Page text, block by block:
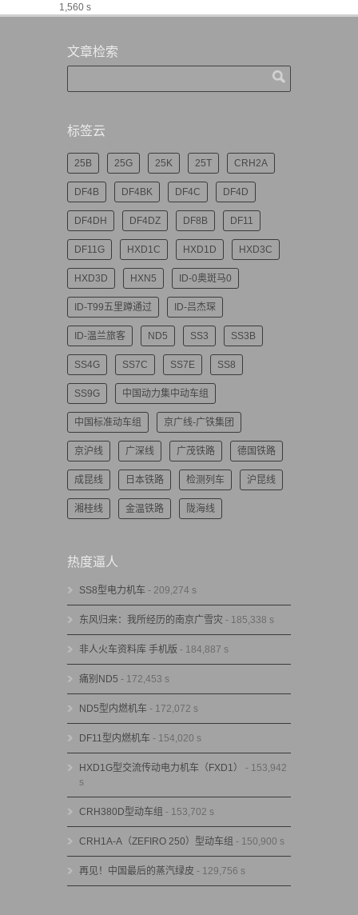
1,560 s
文章检索
标签云
25B 25G 25K 25T CRH2A
DF4B DF4BK DF4C DF4D
DF4DH DF4DZ DF8B DF11
DF11G HXD1C HXD1D HXD3C
HXD3D HXN5 ID-0奥斑马0
ID-T99五里蹲通过 ID-吕杰琛
ID-温兰旅客 ND5 SS3 SS3B
SS4G SS7C SS7E SS8
SS9G 中国动力集中动车组
中国标准动车组 京广线-广铁集团
京沪线 广深线 广茂铁路 德国铁路
成昆线 日本铁路 检测列车 沪昆线
湘桂线 金温铁路 陇海线
热度逼人
SS8型电力机车 - 209,274 s
东风归来：我所经历的南京广雪灾 - 185,338 s
非人火车资料库 手机版 - 184,887 s
痛别ND5 - 172,453 s
ND5型内燃机车 - 172,072 s
DF11型内燃机车 - 154,020 s
HXD1G型交流传动电力机车（FXD1）
- 153,942
s
CRH380D型动车组 - 153,702 s
CRH1A-A（ZEFIRO 250）型动车组 - 150,900 s
再见！中国最后的蒸汽绿皮 - 129,756 s